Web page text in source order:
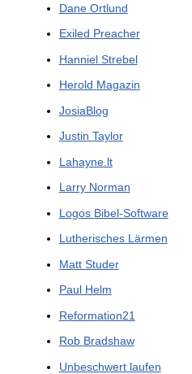
Dane Ortlund
Exiled Preacher
Hanniel Strebel
Herold Magazin
JosiaBlog
Justin Taylor
Lahayne.lt
Larry Norman
Logos Bibel-Software
Lutherisches Lärmen
Matt Studer
Paul Helm
Reformation21
Rob Bradshaw
Unbeschwert laufen